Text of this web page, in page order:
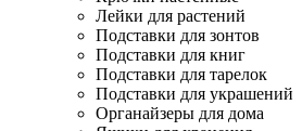
Лейки для растений
Подставки для зонтов
Подставки для книг
Подставки для тарелок
Подставки для украшений
Органайзеры для дома